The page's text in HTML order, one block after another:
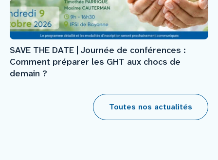
SAVE THE DATE | Journée de conférences :
Comment préparer les GHT aux chocs de
demain ?
Toutes nos actualités